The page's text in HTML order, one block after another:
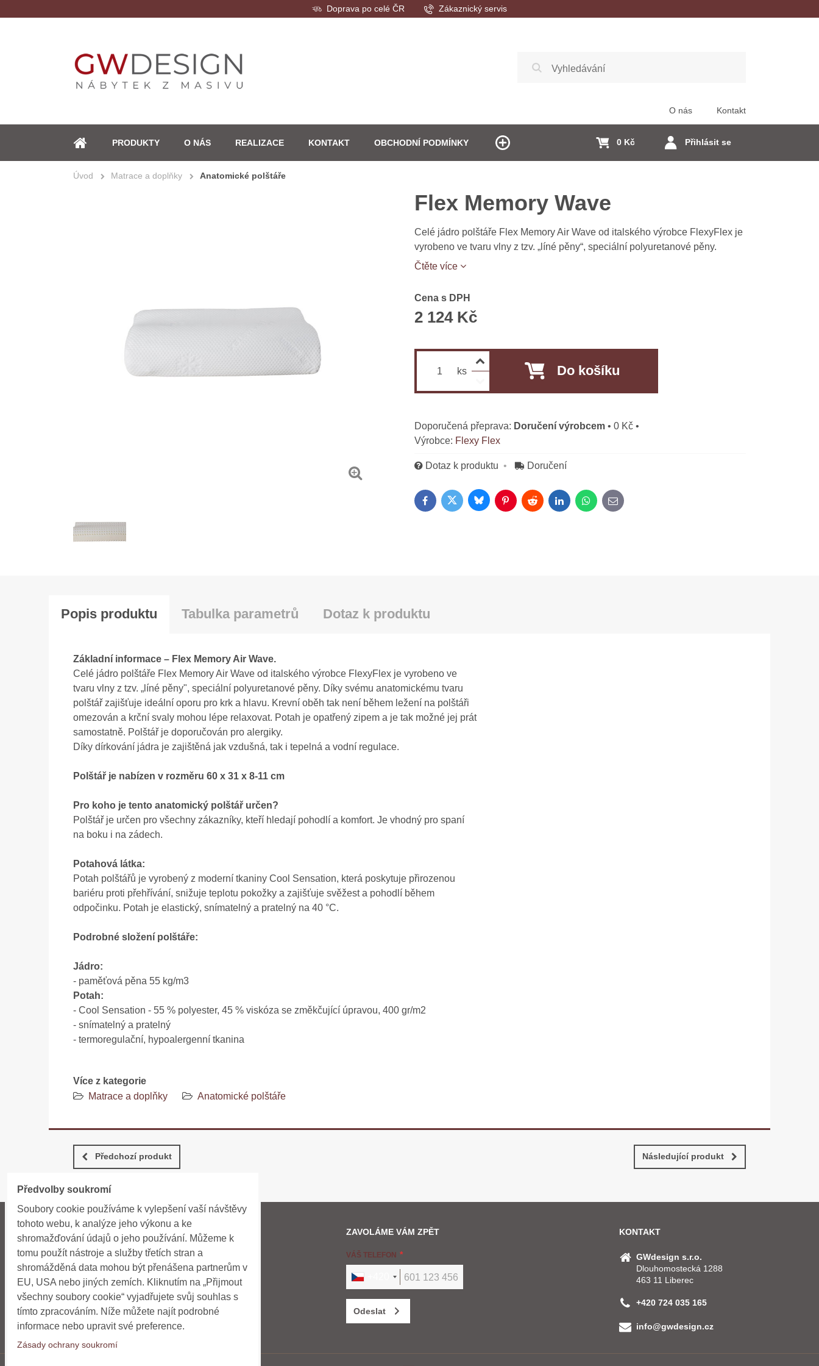
ÚVOD
PRODUKTY O NÁS REALIZACE KONTAKT OBCHODNÍ PODMÍNKY
O nás Kontakt
Přihlásit se
0 Kč
Doprava po celé ČR Zákaznický servis
Úvod Matrace a doplňky Anatomické polštáře
Flex Memory Wave
Celé jádro polštáře Flex Memory Air Wave od italského výrobce FlexyFlex je
vyrobeno ve tvaru vlny z tzv. „líné pěny“, speciální polyuretanové pěny.
Čtěte více
Cena s DPH
2 124 Kč
ks Do košíku
Doručení výrobcem• 0 Kč •
Výrobce: Flexy Flex
Dotaz k produktu Doručení
FacebookTwitterBlueskyPinterestRedditLinkedInWhatsApp
E-mail
Popis produktu Tabulka parametrů Dotaz k produktu
Základní informace – Flex Memory Air Wave.
Celé jádro polštáře Flex Memory Air Wave od italského výrobce FlexyFlex je vyrobeno ve
tvaru vlny z tzv. „líné pěny", speciální polyuretanové pěny. Díky svému anatomickému tvaru
polštář zajišťuje ideální oporu pro krk a hlavu. Krevní oběh tak není během ležení na polštáři
omezován a krční svaly mohou lépe relaxovat. Potah je opatřený zipem a je tak možné jej prát
samostatně. Polštář je doporučován pro alergiky.
Díky dírkování jádra je zajištěná jak vzdušná, tak i tepelná a vodní regulace.
Polštář je nabízen v rozměru 60 x 31 x 8-11 cm
Pro koho je tento anatomický polštář určen?
Polštář je určen pro všechny zákazníky, kteří hledají pohodlí a komfort. Je vhodný pro spaní
na boku i na zádech.
Potahová látka:
Potah polštářů je vyrobený z moderní tkaniny Cool Sensation, která poskytuje přirozenou
bariéru proti přehřívání, snižuje teplotu pokožky a zajišťuje svěžest a pohodlí během
odpočinku. Potah je elastický, snímatelný a pratelný na 40 °C.
Podrobné složení polštáře:
Jádro:
- paměťová pěna 55 kg/m3
Potah:
- Cool Sensation - 55 % polyester, 45 % viskóza se změkčující úpravou, 400 gr/m2
- snímatelný a pratelný
- termoregulační, hypoalergenní tkanina
Více z kategorie
Matrace a doplňky
Anatomické polštáře
Předchozí produkt Následující produkt
INFORMACE
Obchodní podmínky
Doprava a platba
Kontakt
Novinky
ZAVOLÁME VÁM ZPĚT
VÁŠ TELEFON
Odeslat
KONTAKT
GWdesign s.r.o.
Dlouhomostecká 1288
463 11 Liberec
+420 724 035 165
info@gwdesign.cz
Předvolby soukromí
Soubory cookie používáme k vylepšení vaší návštěvy
tohoto webu, k analýze jeho výkonu a ke
shromažďování údajů o jeho používání. Můžeme k
tomu použít nástroje a služby třetích stran a
shromážděná data mohou být přenášena partnerům v
EU, USA nebo jiných zemích. Kliknutím na „Přijmout
všechny soubory cookie“ vyjadřujete svůj souhlas s
tímto zpracováním. Níže můžete najít podrobné
informace nebo upravit své preference.
Zásady ochrany soukromí